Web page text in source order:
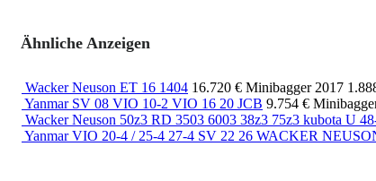
Ähnliche Anzeigen
Wacker Neuson ET 16 1404 16.720 € Minibagger 2017
Yanmar SV 08 VIO 10-2 VIO 16 20 JCB 9.754 €
Wacker Neuson 50z3 RD 3503 6003 38z3 75z3 kubota U
Yanmar VIO 20-4 / 25-4 27-4 SV 22 26 WACKER